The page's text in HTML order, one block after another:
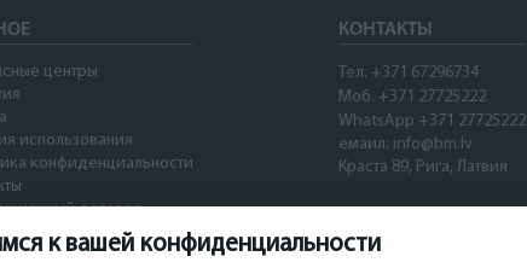
к вашей конфиденциальности
центры
использования
конфиденциальности
договор
КОНТАКТЫ
Тел. +371 67296734
Моб. +371 27725222
WhatsApp +371 27725222
емаил: info@bm.lv
Краста 89, Рига, Латвия